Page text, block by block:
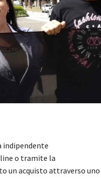
indipendente
o tramite la
un acquisto attraverso